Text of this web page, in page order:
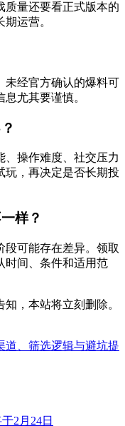
质量还要看正式版本的
运营。
未经官方确认的爆料可
尤其要谨慎。
、操作难度、社交压力
玩，再决定是否长期投
样？
段可能存在差异。领取
时间、条件和适用范
，本站将立刻删除。
道、筛选逻辑与避坑提